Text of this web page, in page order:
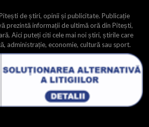
de știri, opinii și publicitate. Publicație
prezintă informații de ultimă oră din Pitești,
Aici puteți citi cele mai noi știri, știrile care
administrație, economie, cultură sau sport.